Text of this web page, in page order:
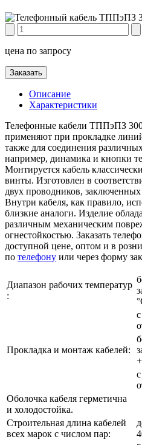
цена по запросу
Заказать
Описание
Характеристики
Телефонные кабели ТППэПЗ
применяют при прокладке
также для соединения
например, динамика и кнопки
Монтируется кабель
винты. Изготовлен в
двух проводников,
Внутри кабеля, как правило,
близкие аналоги. Изделие
различным механическим
огнестойкостью. Заказать
доступной цене, оптом и в
по телефону или через форму
Диапазон рабочих температур
:
Прокладка и монтаж кабелей:
Оболочка кабеля герметична
и холодостойка.
Строительная длина кабелей
всех марок с числом пар: